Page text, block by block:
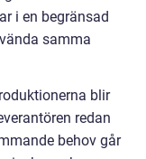
i en begränsad
samma
blir
redan
behov går